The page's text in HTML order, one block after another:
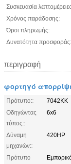
Συσκευασία
Χρόνος παράδοσης:
Όροι πληρωμής:
Δυνατότητα προσφοράς:
περιγραφή
φορτηγό
Πρότυπο::
7042KK
Οδηγώντας
τύπος::
6x6
Δύναμη
μηχανών::
420HP
Πρότυπο